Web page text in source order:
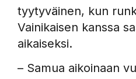
tyytyväinen, kun
Vainikaisen kanssa
aikaiseksi.
– Samua aikoinaan